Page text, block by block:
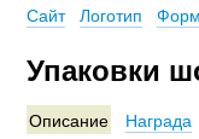
Сайт Логотип
Упаковки
Описание Награда